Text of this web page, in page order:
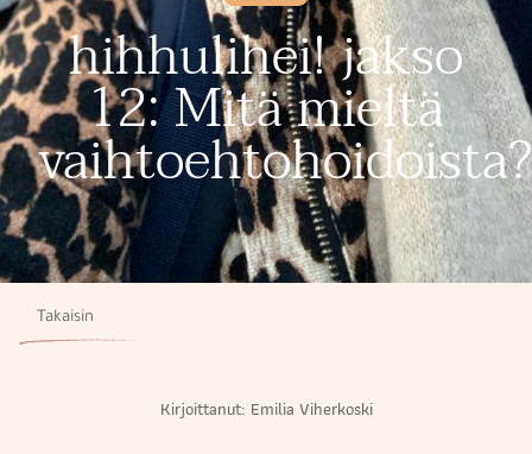
hihhulihei! jakso
12: Mitä mieltä
vaihtoehtohoidoista?
Takaisin
Kirjoittanut: Emilia Viherkoski